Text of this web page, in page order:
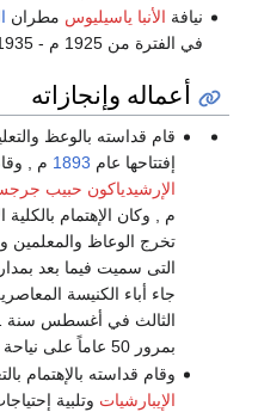
نيافةالأنبا ياسيليوسمطران
في الفترة من 1925 م - 1935 م)
أعماله وإنجازاته
قام قداسته بالوعظ
إفتتاحها عام1893م , وقام
الإرشيدياكون حبيب جرجس
م , وكان الإهتمام بالكلية
تخرج الوعاظ والمعلمين
التى سميت فيما بعد بمدارس
جاء أباء الكنيسة
بمرور 50 عاماً على نياحة معلم الجيل المتنيح حبيب جرجس
وقام قداسته بالإهتمام
الإيبارشياتوتلبية إحتياجات